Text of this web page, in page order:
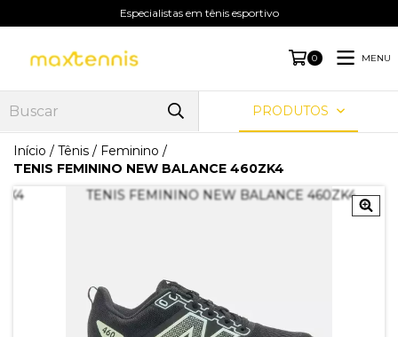
Especialistas em tênis esportivo
0 MENU
PRODUTOS
Início / Tênis / Feminino /
TENIS FEMININO NEW BALANCE 460ZK4